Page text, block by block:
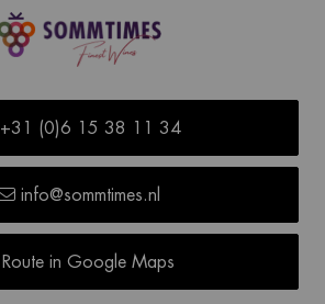
+31 (0)6 15 38 11 34
info@sommtimes.nl
Route in Google Maps